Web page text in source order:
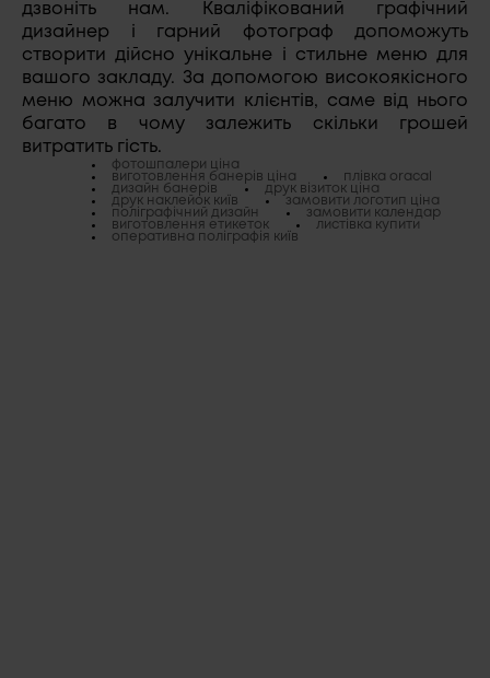
дзвоніть нам. Кваліфікований графічний
дизайнер і гарний фотограф допоможуть
створити дійсно унікальне і стильне меню для
вашого закладу. За допомогою високоякісного
меню можна залучити клієнтів, саме від нього
багато в чому залежить скільки грошей
витратить гість.
фотошпалери ціна
виготовлення банерів ціна
плівка oracal
дизайн банерів
друк візиток ціна
друк наклейок київ
замовити логотип ціна
поліграфічний дизайн
замовити календар
виготовлення етикеток
листівка купити
оперативна поліграфія київ